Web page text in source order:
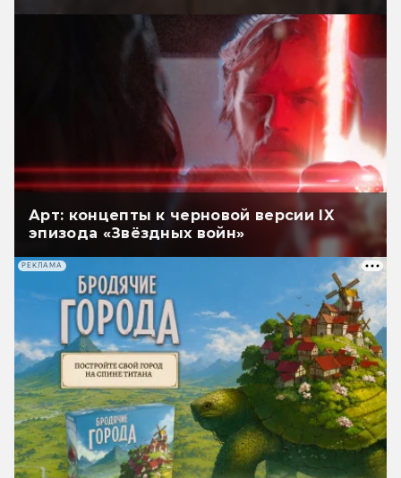
Арт: концепты к черновой версии IX
эпизода «Звёздных войн»
РЕКЛАМА